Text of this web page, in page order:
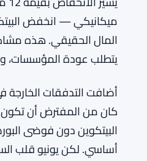
READ ALSO:
الذكاء الاصطناعي
ما الذي تعنيه
ميكانيكي — انخفض